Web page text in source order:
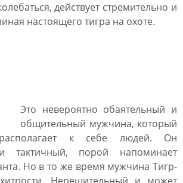
действует стремительно и
настоящего тигра на охоте.
Это невероятно обаятельный и
общительный мужчина, который
к себе людей. Он
тактичный, порой напоминает
Но в то же время мужчина Тигр-